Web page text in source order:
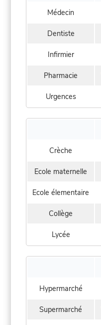
Médecin
Dentiste
Infirmier
Pharmacie
Urgences
Crèche
Ecole maternelle
Ecole élementaire
Collège
Lycée
Hypermarché
Supermarché